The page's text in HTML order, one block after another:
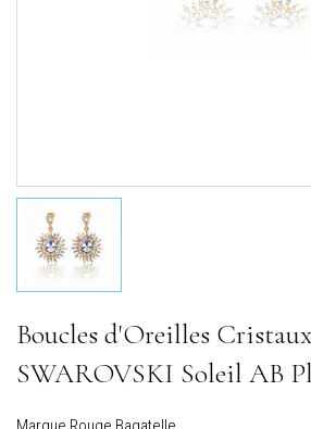
Boucles d'Oreilles Cristaux
SWAROVSKI Soleil AB